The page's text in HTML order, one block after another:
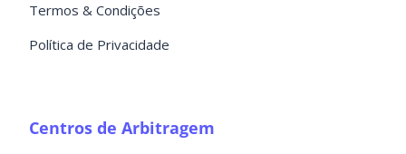
Termos & Condições
Política de Privacidade
Centros de Arbitragem